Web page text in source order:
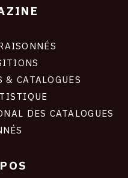
CATALOGUES
DES CATALOGUES